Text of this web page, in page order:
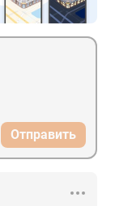
Отправить